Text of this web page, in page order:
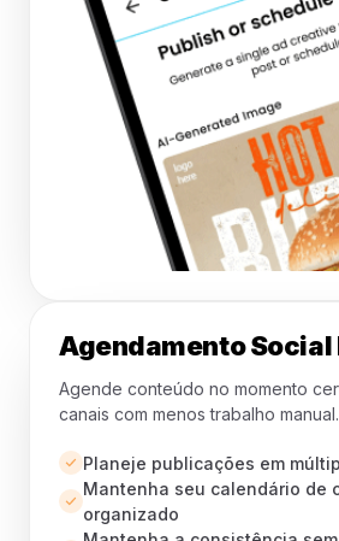
Agendamento
Agende conteúdo no momento
canais com menos trabalho manual.
Planeje publicações em
Mantenha seu calendário de
organizado